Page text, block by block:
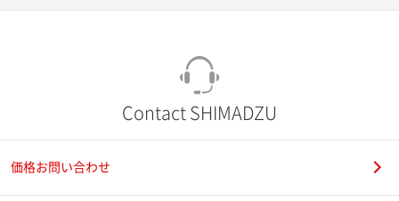
Contact SHIMADZU
価格お問い合わせ